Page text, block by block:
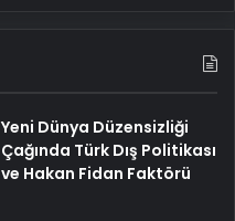
Yeni Dünya Düzensizliği
Çağında Türk Dış Politikası
ve Hakan Fidan Faktörü